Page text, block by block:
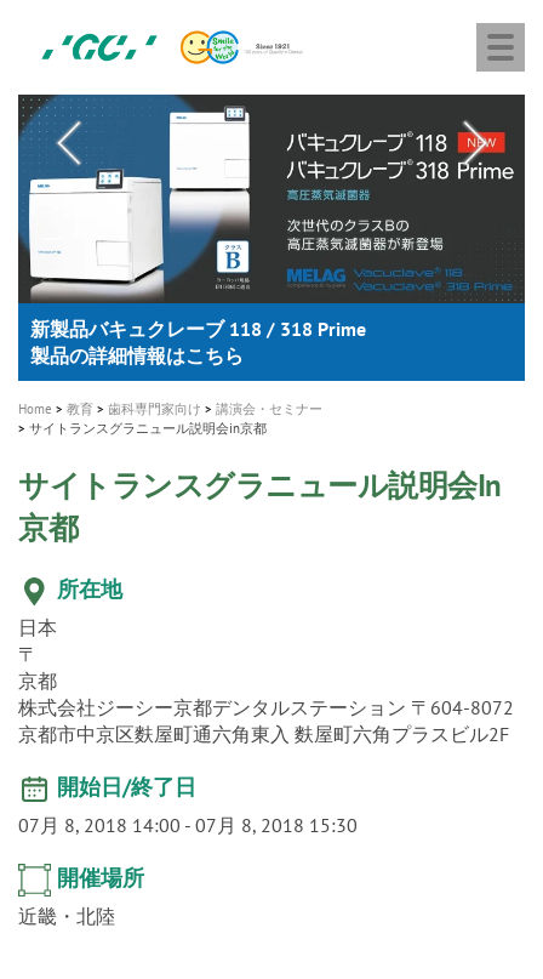
content
ジ
ー
シ
M
A healthy smile greatly contributes to your quality of life
新発売 エバーエックス フロー
製品の詳細情報はこちら
「セラスマート テクノロジーブック」公開
「イニシャル LiSi（リジ）ブロック テクノロジーブッ
ク」公開
歯を内部まで白くする
医療ホワイトニング ティオン®
新製品 イオム ナゴミ for DH
専用サイトはこちら
新製品バキュクレーブ 118 / 318 Prime
製品の詳細情報はこちら
インプラント Aadva®
ショートインプラント新発売
GCグループ企業
Home 教育 歯科専門家向け
講演会・セミナー
サイトランスグラニュール説明会in京都
サイトランスグラニュール説明会in
京都
所在地
日本
〒
京都
株式会社ジーシー京都デンタルステーション 〒604-8072
京都市中京区麩屋町通六角東入 麩屋町六角プラスビル2F
開始日/終了日
07月 8, 2018 14:00 - 07月 8, 2018 15:30
開催場所
近畿・北陸